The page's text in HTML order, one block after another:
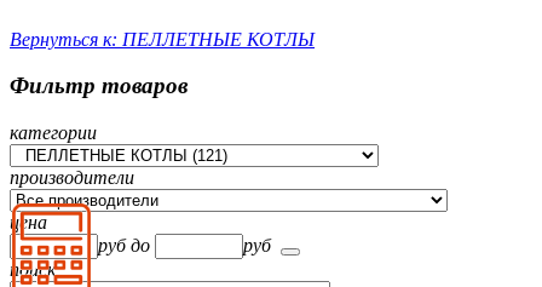
Вернуться к: ПЕЛЛЕТНЫЕ КОТЛЫ
Фильтр товаров
категории
производители
цена
рубдо
руб
поиск